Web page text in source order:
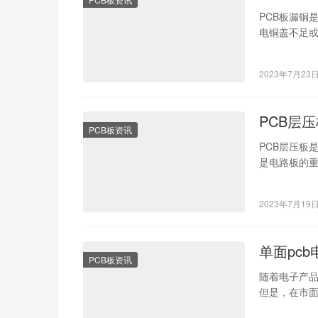
PCB板漏铜
电铜盖不足
2023年7月23
PCB板资讯 PCB层
PCB层压板
是电路板的
2023年7月19
PCB板资讯 单面pcb
随着电子产
但是，在市